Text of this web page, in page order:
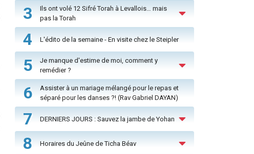
3
Ils ont volé 12 Sifré Torah à Levallois… mais
pas la Torah
4 L'édito de la semaine - En visite chez le Steipler
5
Je manque d'estime de moi, comment y
remédier ?
6
Assister à un mariage mélangé pour le repas et
séparé pour les danses ?! (Rav Gabriel DAYAN)
7 DERNIERS JOURS : Sauvez la jambe de Yohan
8 Horaires du Jeûne de Ticha Béav